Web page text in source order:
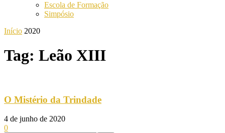
Escola de Formação
Simpósio
Início 2020
Tag: Leão XIII
O Mistério da Trindade
4 de junho de 2020
0